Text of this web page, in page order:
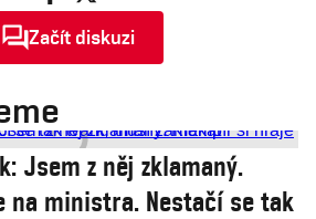
Začít diskuzi
Jsem z něj zklamaný.
na ministra. Nestačí se tak